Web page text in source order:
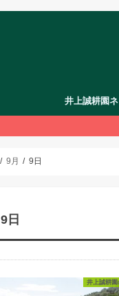
井上誠耕園
9月 9日
日
井上誠耕園